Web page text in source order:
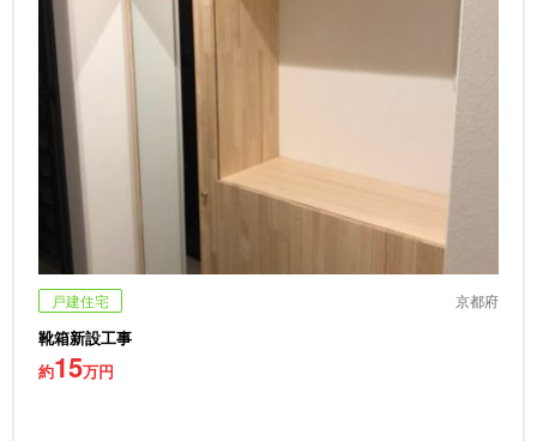
戸建住宅 京都府
靴箱新設工事
約15万円